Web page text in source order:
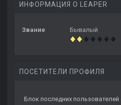
ИНФОРМАЦИЯ О LEAPER
Звание Бывалый
ПОСЕТИТЕЛИ ПРОФИЛЯ
Блок последних